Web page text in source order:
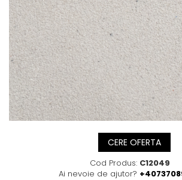
Posete
Rucsac
Plic
Saculet
Borsete
Mov
Visiniu
Maro
Albastru
CERE OFERTA
Cod Produs: C12049
Ai nevoie de ajutor?